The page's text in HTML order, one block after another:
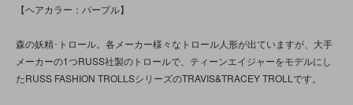
【ヘアカラー：パープル】
森の妖精･トロール。各メーカー様々なトロール人形が出ていますが、大手
メーカーの1つRUSS社製のトロールで、ティーンエイジャーをモデルにし
たRUSS FASHION TROLLSシリーズのTRAVIS&TRACEY TROLLです。